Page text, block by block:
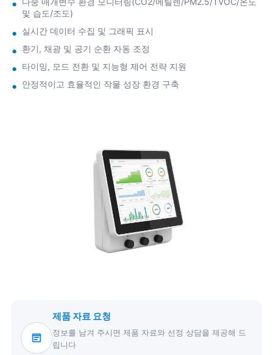
및 습도/조도)
실시간 데이터 수집 및 그래픽 표시
환기, 채광 및 공기 순환 자동 조정
타이밍, 모드 전환 및 지능형 제어 전략 지원
안정적이고 효율적인 작물 성장 환경 구축
제품 자료 요청
정보를 남겨 주시면 제품 자료와 선정 상담을 제공해 드
립니다